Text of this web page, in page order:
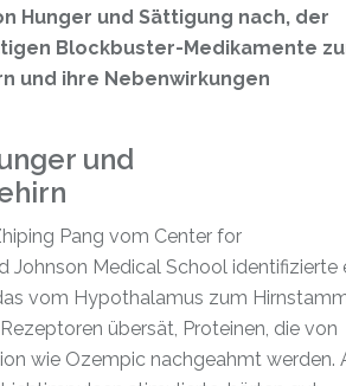
Hunger und Sättigung nach, der
Blockbuster-Medikamente
und ihre Nebenwirkungen
und
Pang vom Center for
Johnson Medical School identifizierte
vom Hypothalamus zum
übersät, Proteinen, die von
wie Ozempic nachgeahmt werden.